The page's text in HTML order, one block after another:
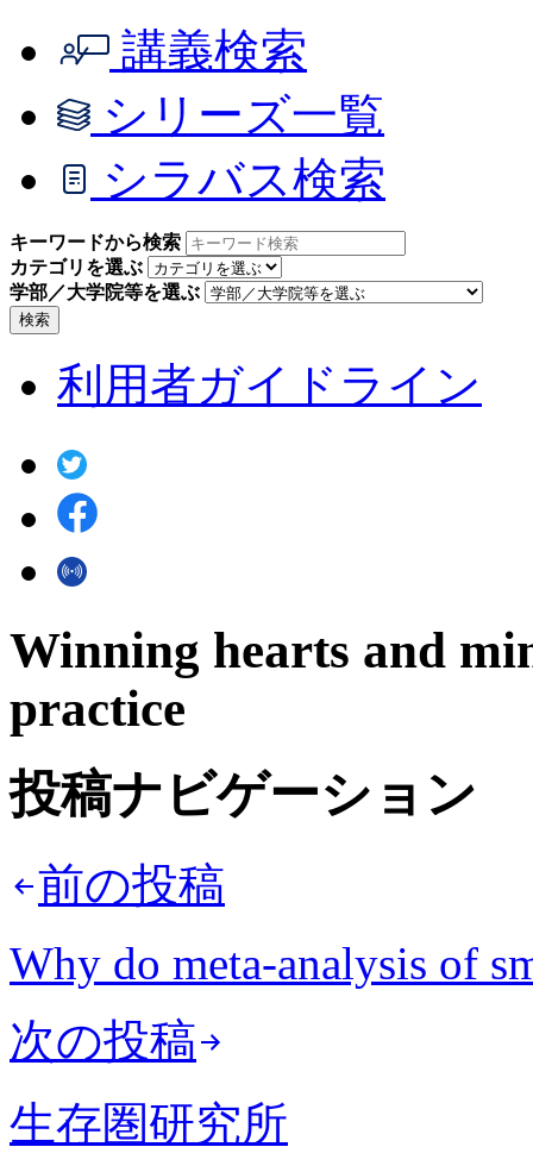
講義検索
シリーズ一覧
シラバス検索
キーワードから検索
カテゴリを選ぶ
学部／大学院等を選ぶ
検索
利用者ガイドライン
Winning hearts and
practice
投稿ナビゲーション
前の投稿
Why do meta-analysis of
次の投稿
生存圏研究所